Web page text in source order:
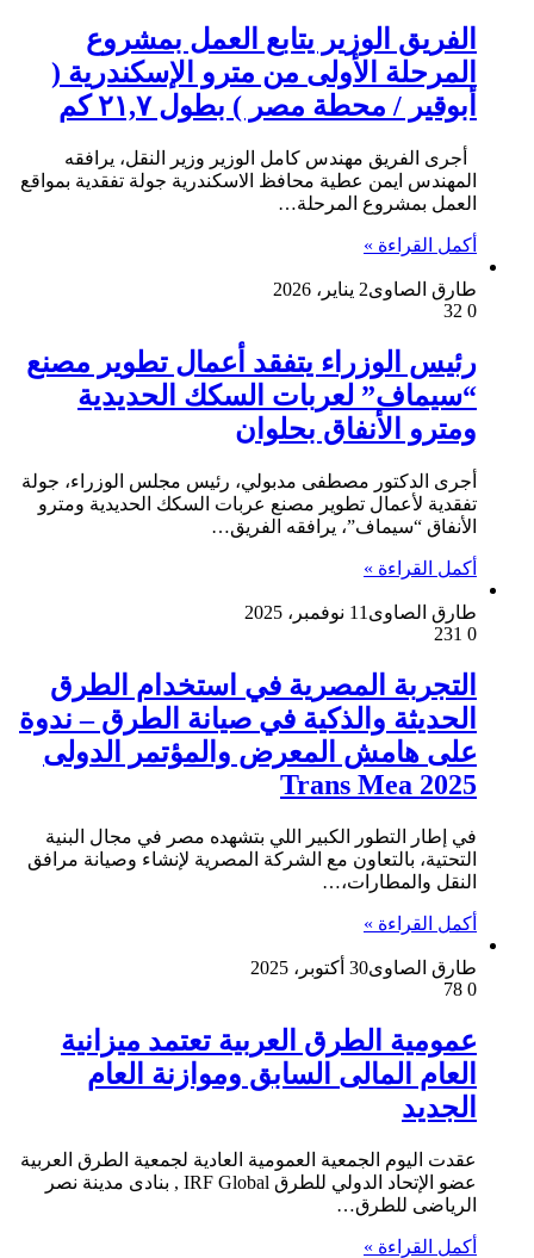
الفريق الوزير يتابع العمل بمشروع
المرحلة الأولى من مترو الإسكندرية (
أبوقير / محطة مصر ) بطول ٢١,٧ كم
أجرى الفريق مهندس كامل الوزير وزير النقل، يرافقه
المهندس ايمن عطية محافظ الاسكندرية جولة تفقدية بمواقع
العمل بمشروع المرحلة…
أكمل القراءة »
طارق الصاوى2 يناير، 2026
0
رئيس الوزراء يتفقد أعمال تطوير مصنع
“سيماف” لعربات السكك الحديدية
ومترو الأنفاق بحلوان
أجرى الدكتور مصطفى مدبولي، رئيس مجلس الوزراء، جولة
تفقدية لأعمال تطوير مصنع عربات السكك الحديدية ومترو
الأنفاق “سيماف”، يرافقه الفريق…
أكمل القراءة »
طارق الصاوى 11 نوفمبر، 2025
0
التجربة المصرية في استخدام الطرق
الحديثة والذكية في صيانة الطرق – ندوة
على هامش المعرض والمؤتمر الدولى
Trans Mea 2025
في إطار التطور الكبير اللي بتشهده مصر في مجال البنية
التحتية، بالتعاون مع الشركة المصرية لإنشاء وصيانة مرافق
النقل والمطارات،…
أكمل القراءة »
طارق الصاوى30 أكتوبر، 2025
0
عمومية الطرق العربية تعتمد ميزانية
العام المالى السابق وموازنة العام
الجديد
عقدت اليوم الجمعية العمومية العادية لجمعية الطرق العربية
عضو الإتحاد الدولي للطرق IRF Global , بنادى مدينة نصر
الرياضى للطرق…
أكمل القراءة »